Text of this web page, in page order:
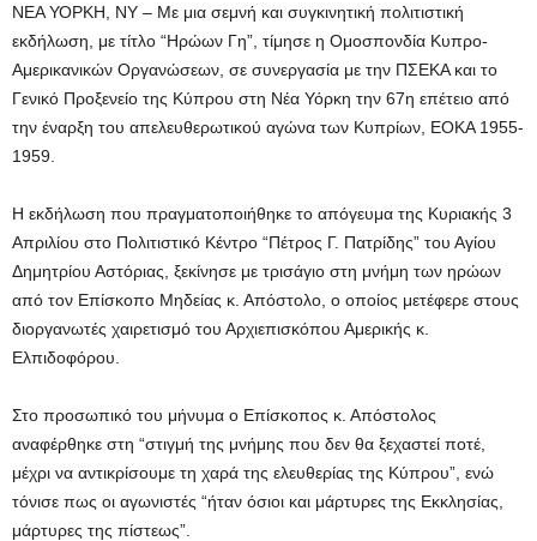
ΝΕΑ ΥΟΡΚΗ, ΝΥ – Με μια σεμνή και συγκινητική πολιτιστική
εκδήλωση, με τίτλο “Ηρώων Γη”, τίμησε η Ομοσπονδία Κυπρο-
Αμερικανικών Οργανώσεων, σε συνεργασία με την ΠΣΕΚΑ και το
Γενικό Προξενείο της Κύπρου στη Νέα Υόρκη την 67η επέτειο από
την έναρξη του απελευθερωτικού αγώνα των Κυπρίων, ΕΟΚΑ 1955-
1959.
Η εκδήλωση που πραγματοποιήθηκε το απόγευμα της Κυριακής 3
Απριλίου στο Πολιτιστικό Κέντρο “Πέτρος Γ. Πατρίδης” του Αγίου
Δημητρίου Αστόριας, ξεκίνησε με τρισάγιο στη μνήμη των ηρώων
από τον Επίσκοπο Μηδείας κ. Απόστολο, ο οποίος μετέφερε στους
διοργανωτές χαιρετισμό του Αρχιεπισκόπου Αμερικής κ.
Ελπιδοφόρου.
Στο προσωπικό του μήνυμα ο Επίσκοπος κ. Απόστολος
αναφέρθηκε στη “στιγμή της μνήμης που δεν θα ξεχαστεί ποτέ,
μέχρι να αντικρίσουμε τη χαρά της ελευθερίας της Κύπρου”, ενώ
τόνισε πως οι αγωνιστές “ήταν όσιοι και μάρτυρες της Εκκλησίας,
μάρτυρες της πίστεως”.